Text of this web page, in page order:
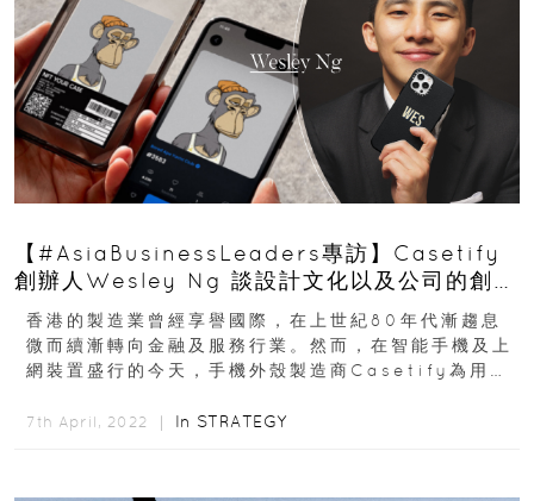
【#AsiaBusinessLeaders專訪】Casetify
創辦人Wesley Ng 談設計文化以及公司的創新
精神
香港的製造業曾經享譽國際，在上世紀80年代漸趨息
微而續漸轉向金融及服務行業。然而，在智能手機及上
網裝置盛行的今天，手機外殼製造商Casetify為用戶
7th April, 2022 ｜ In STRATEGY